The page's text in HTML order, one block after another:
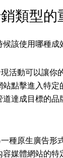
類型的
該使用哪種成
活動可以讓你
站點擊進入特定
道達成目標的品
種原生廣告形
容媒體網站的特